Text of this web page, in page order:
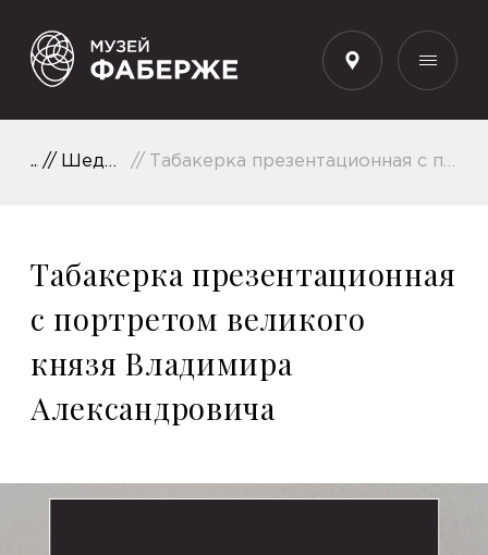
RU
Шедевры коллекции Табакерка презентационная с портретом великого князя Владимира Александровича
Табакерка презентационная
с портретом великого
князя Владимира
Александровича